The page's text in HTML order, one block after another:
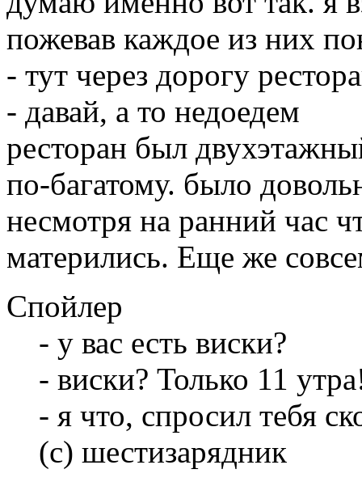
пожевав каждое из них
- тут через дорогу
- давай, а то недоедем
ресторан был
по-багатому. было
несмотря на ранний час
матерились. Еще же
Спойлер
- у вас есть виски?
- виски? Только 11
- я что, спросил тебя
(с) шестизарядник